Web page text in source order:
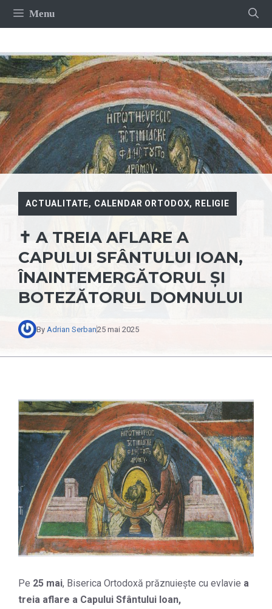
Sari
Menu
ACTUALITATE, CALENDAR ORTODOX, RELIGIE
✝ A TREIA AFLARE A
CAPULUI SFÂNTULUI IOAN,
ÎNAINTEMERGĂTORUL ȘI
BOTEZĂTORUL DOMNULUI
By Adrian Serban25 mai 2025
Pe 25 mai, Biserica Ortodoxă prăznuiește cu evlavie a
treia aflare a Capului Sfântului Ioan,